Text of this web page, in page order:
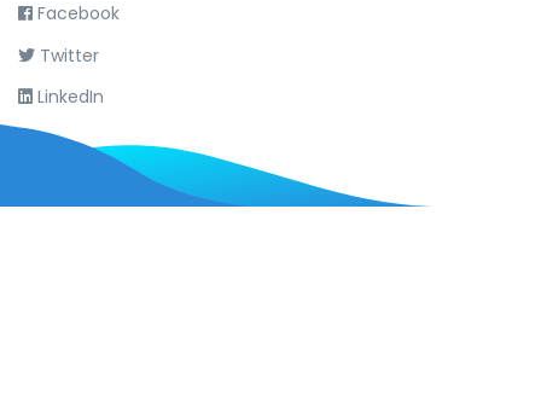
Facebook
Twitter
LinkedIn